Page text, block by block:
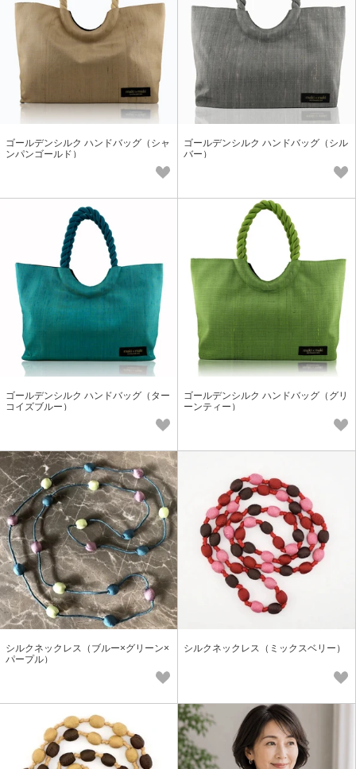
ゴールデンシルク ハンドバッグ（シャ
ンパンゴールド）
ゴールデンシルク ハンドバッグ（シル
バー）
ゴールデンシルク ハンドバッグ（ター
コイズブルー）
ゴールデンシルク ハンドバッグ（グリ
ーンティー）
シルクネックレス（ブルー×グリーン×
パープル）
シルクネックレス（ミックスベリー）